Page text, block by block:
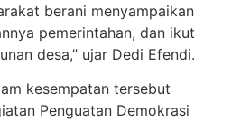
berani menyampaikan
pemerintahan, dan ikut
desa,” ujar Dedi Efendi.
kesempatan tersebut
Penguatan Demokrasi